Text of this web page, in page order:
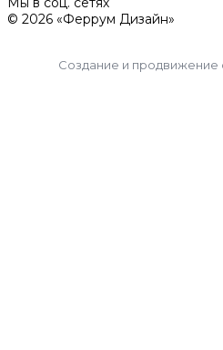
© 2026 «Феррум Дизайн»
Создание и продвижение